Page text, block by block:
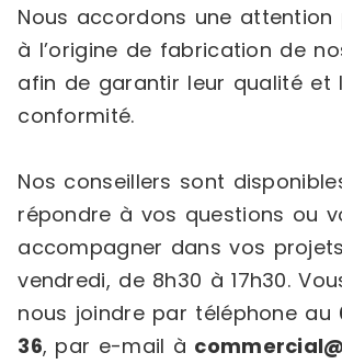
Nous accordons une attention
à l’origine de fabrication de
afin de garantir leur qualité et
conformité.
Nos conseillers sont
répondre à vos questions ou
accompagner dans vos
vendredi, de 8h30 à 17h30.
nous joindre par téléphone au
36, par e-mail à